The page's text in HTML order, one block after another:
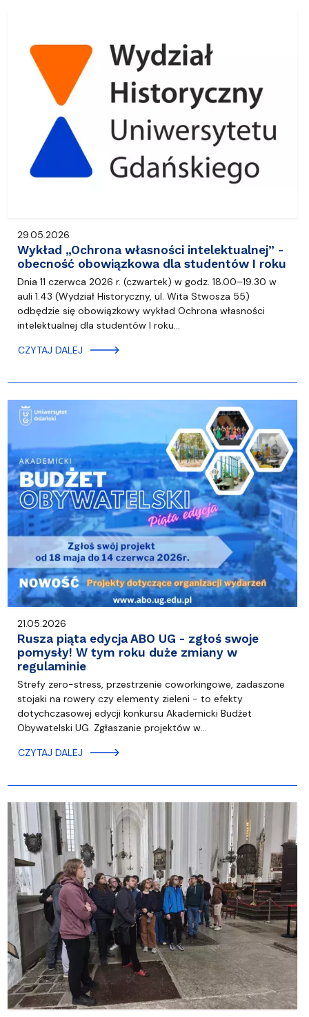
29.05.2026
Wykład „Ochrona własności intelektualnej” -
obecność obowiązkowa dla studentów I roku
Dnia 11 czerwca 2026 r. (czwartek) w godz. 18.00–19.30 w
auli 1.43 (Wydział Historyczny, ul. Wita Stwosza 55)
odbędzie się obowiązkowy wykład Ochrona własności
intelektualnej dla studentów I roku…
CZYTAJ DALEJ
21.05.2026
Rusza piąta edycja ABO UG - zgłoś swoje
pomysły! W tym roku duże zmiany w
regulaminie
Strefy zero-stress, przestrzenie coworkingowe, zadaszone
stojaki na rowery czy elementy zieleni - to efekty
dotychczasowej edycji konkursu Akademicki Budżet
Obywatelski UG. Zgłaszanie projektów w…
CZYTAJ DALEJ